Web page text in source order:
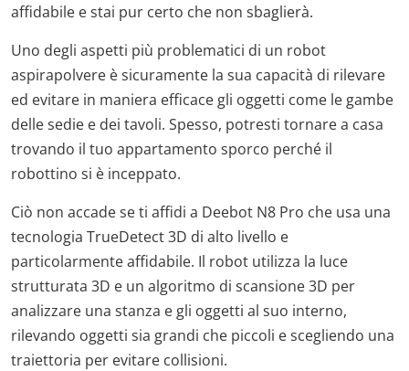
affidabile e stai pur certo che non sbaglierà.
Uno degli aspetti più problematici di un robot
aspirapolvere è sicuramente la sua capacità di rilevare
ed evitare in maniera efficace gli oggetti come le gambe
delle sedie e dei tavoli. Spesso, potresti tornare a casa
trovando il tuo appartamento sporco perché il
robottino si è inceppato.
Ciò non accade se ti affidi a Deebot N8 Pro che usa una
tecnologia TrueDetect 3D di alto livello e
particolarmente affidabile. Il robot utilizza la luce
strutturata 3D e un algoritmo di scansione 3D per
analizzare una stanza e gli oggetti al suo interno,
rilevando oggetti sia grandi che piccoli e scegliendo una
traiettoria per evitare collisioni.